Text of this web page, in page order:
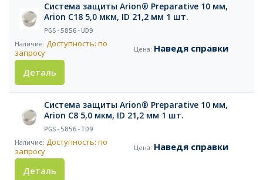
Система защиты Arion® Preparative 10 мм,
Arion C18 5,0 мкм, ID 21,2 мм 1 шт.
PGS-5856-UD9
Доступность: по
запросу
Наведя справки
Деталь
Система защиты Arion® Preparative 10 мм,
Arion C8 5,0 мкм, ID 21,2 мм 1 шт.
PGS-5856-TD9
Доступность: по
запросу
Наведя справки
Деталь